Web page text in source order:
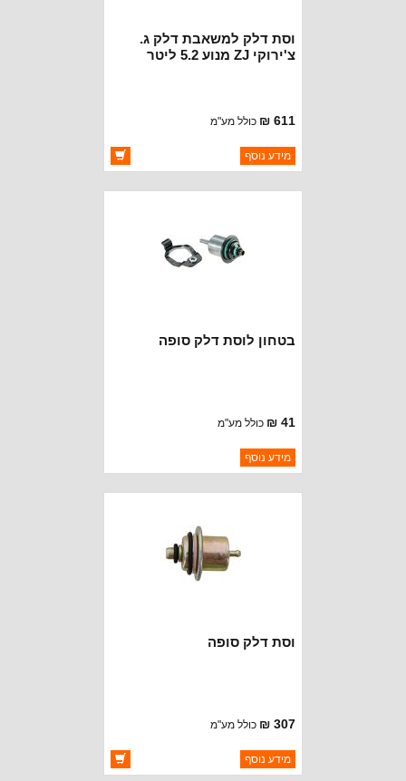
וסת דלק למשאבת דלק ג.
צ'ירוקי ZJ מנוע 5.2 ליטר
611 ₪ כולל מע"מ
ברקוד: 4798301
יצרן:CROWN AUTOMOTIVE
מידע נוסף
בטחון לוסת דלק סופה
41 ₪ כולל מע"מ
ברקוד: 4418897
יצרן:MOPAR CHRYSLER
מידע נוסף
וסת דלק סופה
307 ₪ כולל מע"מ
ברקוד: 53005801
יצרן:OAKMAN OFFROAD
מידע נוסף